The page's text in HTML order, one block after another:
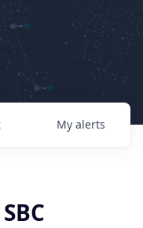
My alerts